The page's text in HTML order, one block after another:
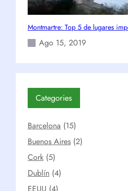
Montmartre: Top 5 de lugares
Ago 15, 2019
Categories
Barcelona (15)
Buenos Aires (2)
Cork (5)
Dublín (4)